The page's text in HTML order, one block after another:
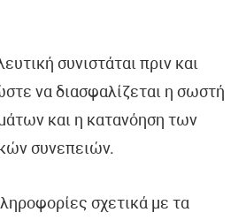
συνιστάται πριν και
να διασφαλίζεται η σωστή
και η κατανόηση των
συνεπειών.
σχετικά με τα